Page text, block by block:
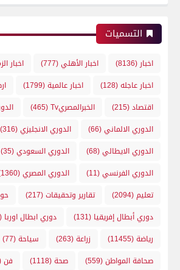
التسميات
اخبار(8136) اخبار الأهلي(777) اخبار
اخبار عاجله(128) اخبار عالمية(1799)
اقتصاد(215) الخبرالمصريTv (465)
الدوري الالماني(66) الدوري الانجليزي(316)
الدوري الايطالي(68) الدوري السعودي(35)
الدوري الفرنسي(11) الدوري المصري(1360)
تعليم(2094) تقارير وتحقيقات(217)
دوري أبطال إفريقيا (131) دوري ابطال اوربا (87)
رياضة(11455) زراعة(263) سياحة(77)
صحافة المواطن(559) صحة(1118) فن